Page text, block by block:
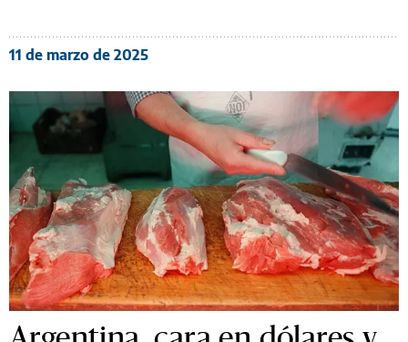
11 de marzo de 2025